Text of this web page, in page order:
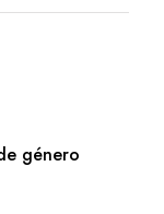
género